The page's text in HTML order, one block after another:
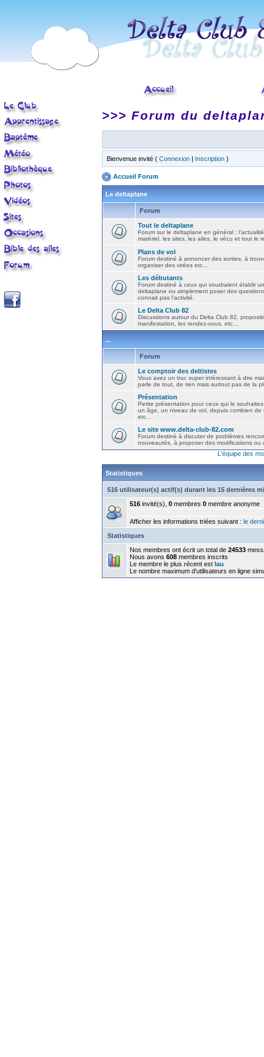
>>> Forum du
Bienvenue invité ( Connexion | Inscription )
Accueil Forum
Le deltaplane
Forum
Tout le deltaplane
Forum sur le deltaplane en général :
matériel, les sites, les ailes, le vécu et tout le
Plans de vol
Forum destiné à annoncer des sorties, à
organiser des virées etc...
Les débutants
Forum destiné à ceux qui voudraient établir
deltaplane ou simplement poser des
connait pas l'activité.
Le Delta Club 82
Discussions autour du Delta Club 82,
manifestation, les rendez-vous, etc...
...
Forum
Le comptoir des deltistes
Vous avez un truc super intéressant à dire
parle de tout, de rien mais surtout pas de la
Présentation
Petite présentation pour ceux qui le
un âge, un niveau de vol, depuis combien de
etc...
Le site www.delta-club-82.com
Forum destiné à discuter de problèmes
nouveautés, à proposer des modifications ou
L'équipe des
Statistiques
516 utilisateur(s) actif(s) durant les 15 dernières
516 invité(s), 0 membres 0 membre anonyme
Afficher les informations triées suivant : le
Statistiques
Nos membres ont écrit un total de 24533
Nous avons 608 membres inscrits
Le membre le plus récent est lau
Le nombre maximum d'utilisateurs en ligne